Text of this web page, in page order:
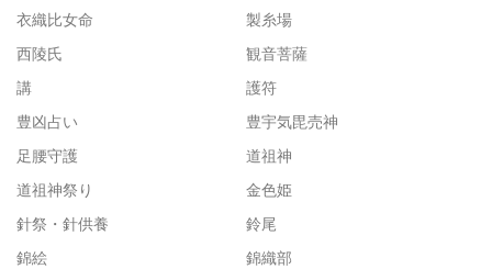
衣織比女命
製糸場
西陵氏
観音菩薩
講
護符
豊凶占い
豊宇気毘売神
足腰守護
道祖神
道祖神祭り
金色姫
針祭・針供養
鈴尾
錦絵
錦織部